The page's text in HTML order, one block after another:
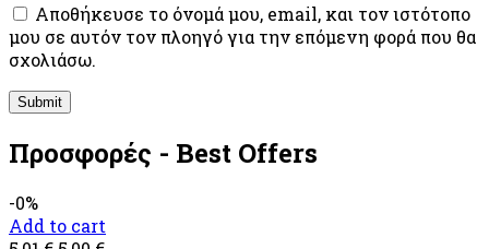
Αποθήκευσε το όνομά μου, email, και τον ιστότοπο
μου σε αυτόν τον πλοηγό για την επόμενη φορά που θα
σχολιάσω.
Προσφορές - Best Offers
-0%
Add to cart